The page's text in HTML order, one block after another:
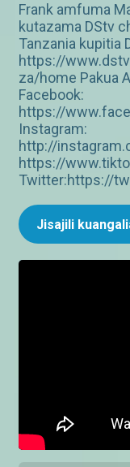
Frank amfuma
kutazama DStv
Tanzania kupitia
https://
za/home Pakua
Facebook:
https://
Instagram:
http://
https://
Twitter:https://
Jisajili